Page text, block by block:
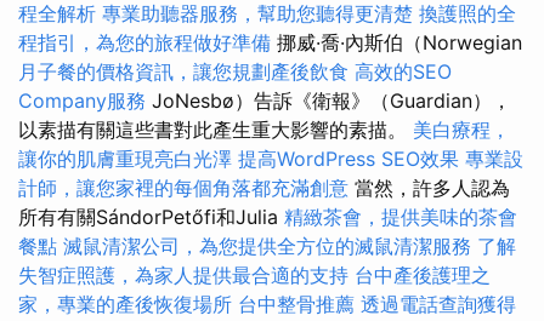
程全解析 專業助聽器服務，幫助您聽得更清楚 換護照的全
程指引，為您的旅程做好準備 挪威·喬·內斯伯（Norwegian
月子餐的價格資訊，讓您規劃產後飲食 高效的SEO
Company服務 JoNesbø）告訴《衛報》（Guardian），
以素描有關這些書對此產生重大影響的素描。 美白療程，
讓你的肌膚重現亮白光澤 提高WordPress SEO效果 專業設
計師，讓您家裡的每個角落都充滿創意 當然，許多人認為
所有有關SándorPetőfi和Julia 精緻茶會，提供美味的茶會
餐點 滅鼠清潔公司，為您提供全方位的滅鼠清潔服務 了解
失智症照護，為家人提供最合適的支持 台中產後護理之
家，專業的產後恢復場所 台中整骨推薦 透過電話查詢獲得